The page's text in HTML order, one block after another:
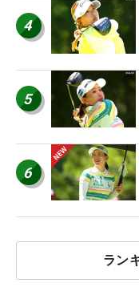
4
5
6
ラン